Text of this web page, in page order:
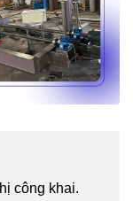
công khai.